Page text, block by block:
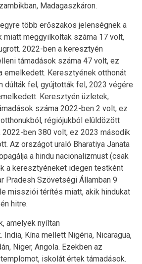
Madagaszkáron.
több erőszakos jelenségnek a
miatt meggyilkoltak száma 17 volt,
2022-ben a keresztyén
támadások száma 47 volt, ez
emelkedett. Keresztyének otthonát
dúlták fel, gyújtották fel, 2023 végére
Keresztyén üzletek,
száma 2022-ben 2 volt, ez
régiójukból elüldözött
ben 380 volt, ez 2023 második
Az országot uraló Bharatiya Janata
a hindu nacionalizmust (csak
a keresztyéneket idegen testként
Pradesh Szövetségi Államban 9
missziói térítés miatt, akik hindukat
hitre.
amelyek nyíltan
Kína mellett Nigéria, Nicaragua,
Niger, Angola. Ezekben az
iskolát értek támadások.